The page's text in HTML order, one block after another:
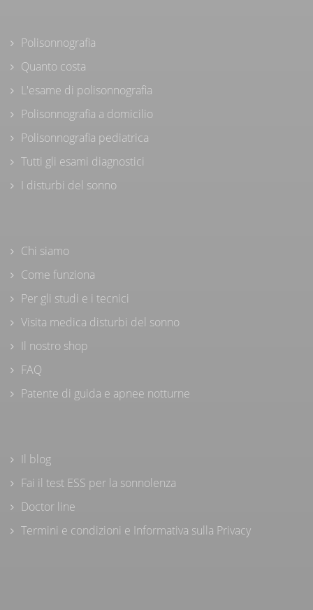
Polisonnografia
Quanto costa
L'esame di polisonnografia
Polisonnografia a domicilio
Polisonnografia pediatrica
Tutti gli esami diagnostici
I disturbi del sonno
Chi siamo
Come funziona
Per gli studi e i tecnici
Visita medica disturbi del sonno
Il nostro shop
FAQ
Patente di guida e apnee notturne
Il blog
Fai il test ESS per la sonnolenza
Doctor line
Termini e condizioni e Informativa sulla Privacy